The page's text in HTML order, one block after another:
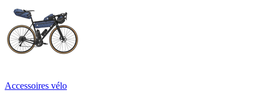
Accessoires vélo